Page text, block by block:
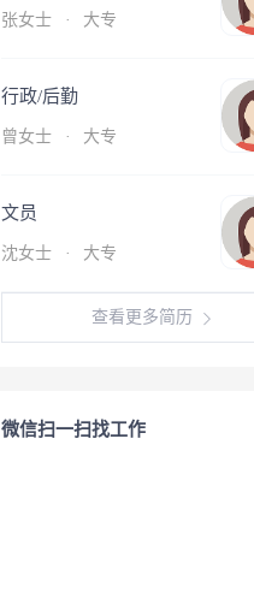
张女士 · 大专
行政/后勤
曾女士 · 大专
文员
沈女士 · 大专
查看更多简历
微信扫一扫找工作